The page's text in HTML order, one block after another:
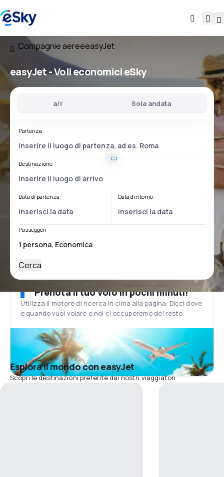
Compagnie aereeeasyJet
easyJet - Voli economici eSky
a/r Sola andata
Partenza
Destinazione
Data di partenza Data di ritorno
Passeggeri
Cerca
Prenota il tuo volo in pochi minuti!
Utilizza il motore di ricerca in cima alla pagina. Dicci dove
e quando vuoi volare e noi ci occuperemo del resto.
Esplora il mondo con easyJet
Scopri le destinazioni preferite dai nostri viaggiatori